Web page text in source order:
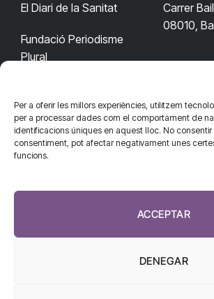
Per a oferir les millors experiències, utilitzem
per a processar dades com el comportament de
identificacions úniques en aquest lloc. No consentir
consentiment, pot afectar negativament unes
funcions.
ACCEPTAR
DENEGAR
El Diari de la Sanitat
Fundació Periodisme
Plural
Carrer
08010,
CONTACTA'NS
redaccio@diarisanitat.cat
932 311 247